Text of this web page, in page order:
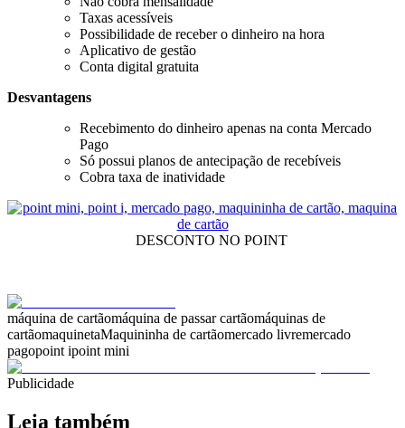
Taxas acessíveis
Possibilidade de receber o dinheiro na hora
Aplicativo de gestão
Conta digital gratuita
Desvantagens
Recebimento do dinheiro apenas na conta Mercado
Pago
Só possui planos de antecipação de recebíveis
Cobra taxa de inatividade
DESCONTO NO POINT
máquina de cartãomáquina de passar cartãomáquinas de
cartãomaquinetaMaquininha de cartãomercado livremercado
pagopoint ipoint mini
Publicidade
Leia também